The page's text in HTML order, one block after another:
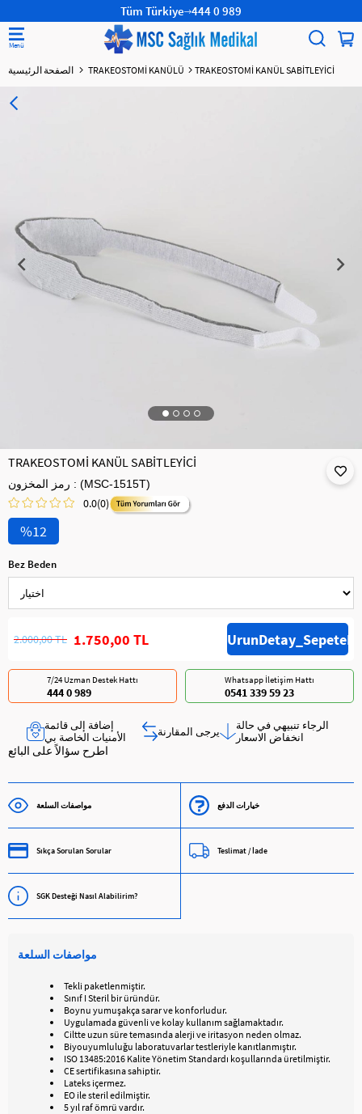
Tüm Türkiye 444 0 989
TRAKEOSTOMİ KANÜLÜ TRAKEOSTOMİ KANÜL SABİTLEYİCİ
TRAKEOSTOMİ KANÜL SABİTLEYİCİ
رمز المخزون (MSC-1515T)
0.0(0)
12
Bez Beden
2.000,00 TL 1.750,00 TL
Whatsapp İletişim Hattı
0541 339 59 23
7/24 Uzman Destek Hattı
444 0 989
إضافة إلى قائمة
الأمنيات الخاصة بي
يرجى المقارنة
الرجاء تنبيهي في حالة
انخفاض الاسعار
اطرح سؤالاً على البائع
مواصفات السلعة خيارات الدفع
Sıkça Sorulan Sorular Teslimat / İade
SGK Desteği Nasıl Alabilirim?
مواصفات السلعة
Tekli paketlenmiştir.
Sınıf I Steril bir üründür.
Boynu yumuşakça sarar ve konforludur.
Uygulamada güvenli ve kolay kullanım sağlamaktadır.
Ciltte uzun süre temasında alerji ve iritasyon neden olmaz.
Biyouyumluluğu laboratuvarlar testleriyle kanıtlanmıştır.
ISO 13485:2016 Kalite Yönetim Standardı koşullarında üretilmiştir.
CE sertifikasına sahiptir.
Lateks içermez.
EO ile steril edilmiştir.
5 yıl raf ömrü vardır.